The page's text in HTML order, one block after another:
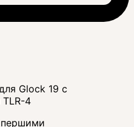
Glock 19 с
4
першими